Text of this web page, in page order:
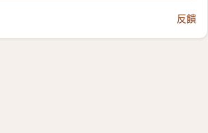
反饋